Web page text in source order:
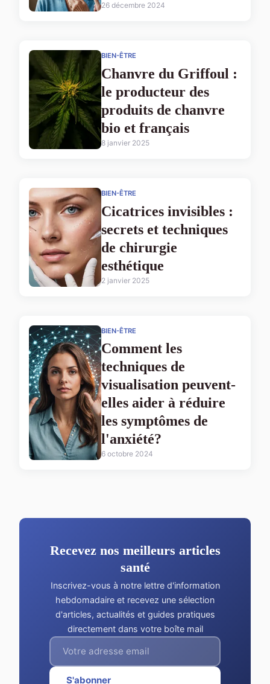
26 décembre 2024
BIEN-ÊTRE
Chanvre du Griffoul :
le producteur des
produits de chanvre
bio et français
8 janvier 2025
BIEN-ÊTRE
Cicatrices invisibles :
secrets et techniques
de chirurgie
esthétique
2 janvier 2025
BIEN-ÊTRE
Comment les
techniques de
visualisation peuvent-
elles aider à réduire
les symptômes de
l'anxiété?
6 octobre 2024
Recevez nos meilleurs articles
santé
Inscrivez-vous à notre lettre d'information
hebdomadaire et recevez une sélection
d'articles, actualités et guides pratiques
directement dans votre boîte mail
S'abonner